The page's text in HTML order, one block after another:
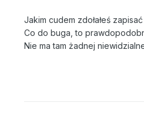
Jakim cudem zdołałeś
Co do buga, to
Nie ma tam żadnej